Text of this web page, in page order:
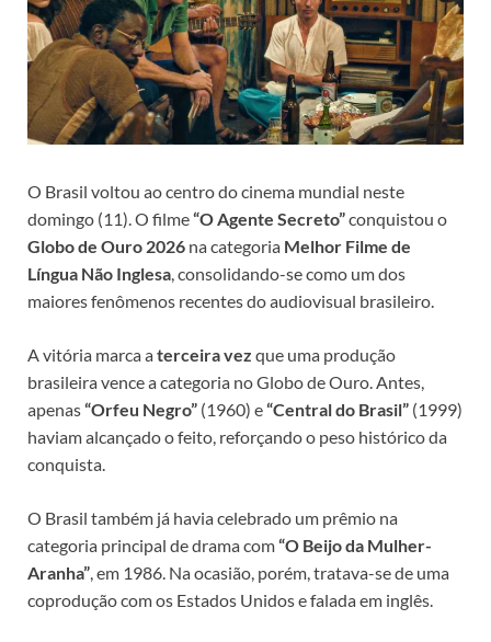
O Brasil voltou ao centro do cinema mundial neste
domingo (11). O filme“O Agente Secreto”conquistou o
Globo de Ouro 2026 na categoria Melhor Filme de
Língua Não Inglesa, consolidando-se como um dos
maiores fenômenos recentes do audiovisual brasileiro.
A vitória marca aterceira vez que uma produção
brasileira vence a categoria no Globo de Ouro. Antes,
apenas“Orfeu Negro” (1960) e“Central do Brasil” (1999)
haviam alcançado o feito, reforçando o peso histórico da
conquista.
O Brasil também já havia celebrado um prêmio na
categoria principal de drama com“O Beijo da Mulher-
Aranha”, em 1986. Na ocasião, porém, tratava-se de uma
coprodução com os Estados Unidos e falada em inglês.